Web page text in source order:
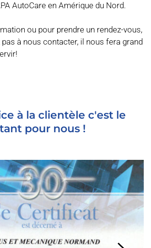
AutoCare en Amérique du Nord.
ou pour prendre un rendez-vous,
pas à nous contacter, il nous fera grand
à la clientèle c'est le
pour nous !